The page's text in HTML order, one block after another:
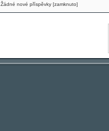
Žádné nové příspěvky [zamknuto]